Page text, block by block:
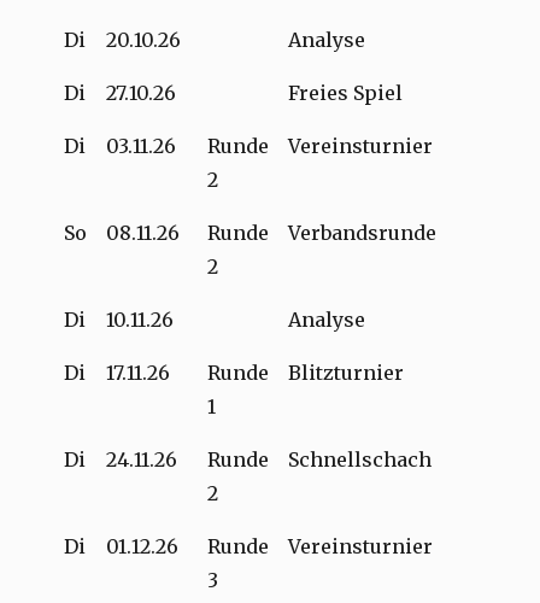
Di 20.10.26 Analyse
Di 27.10.26 Freies Spiel
Di 03.11.26
Runde
2
Vereinsturnier
So 08.11.26
Runde
2
Verbandsrunde
Di 10.11.26 Analyse
Di 17.11.26
Runde
1
Blitzturnier
Di 24.11.26
Runde
2
Schnellschach
Di 01.12.26
Runde
3
Vereinsturnier